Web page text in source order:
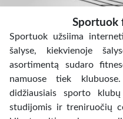
Sportuok
Sportuok užsiima
šalyse, kiekvienoje
asortimentą sudaro
namuose tiek
didžiausiais sporto
studijomis ir treniruočių